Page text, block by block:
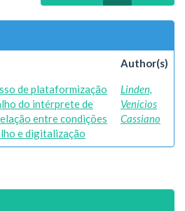
Author(s)
de plataformização
do intérprete de
entre condições
e digitalização
Linden,
Venícios
Cassiano